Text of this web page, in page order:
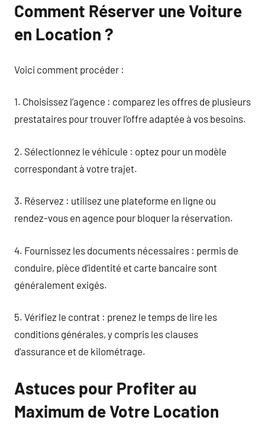
Comment Réserver une Voiture
en Location ?
Voici comment procéder :
1. Choisissez l’agence : comparez les offres de plusieurs
prestataires pour trouver l’offre adaptée à vos besoins.
2. Sélectionnez le véhicule : optez pour un modèle
correspondant à votre trajet.
3. Réservez : utilisez une plateforme en ligne ou
rendez-vous en agence pour bloquer la réservation.
4. Fournissez les documents nécessaires : permis de
conduire, pièce d’identité et carte bancaire sont
généralement exigés.
5. Vérifiez le contrat : prenez le temps de lire les
conditions générales, y compris les clauses
d’assurance et de kilométrage.
Astuces pour Profiter au
Maximum de Votre Location